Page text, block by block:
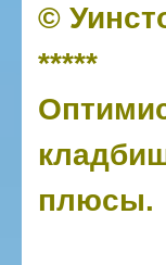
©
*****
плюсы.